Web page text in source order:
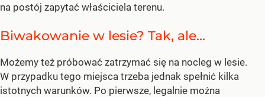
na postój zapytać właściciela terenu.
Biwakowanie w lesie? Tak, ale...
Możemy też próbować zatrzymać się na nocleg w lesie.
W przypadku tego miejsca trzeba jednak spełnić kilka
istotnych warunków. Po pierwsze, legalnie można